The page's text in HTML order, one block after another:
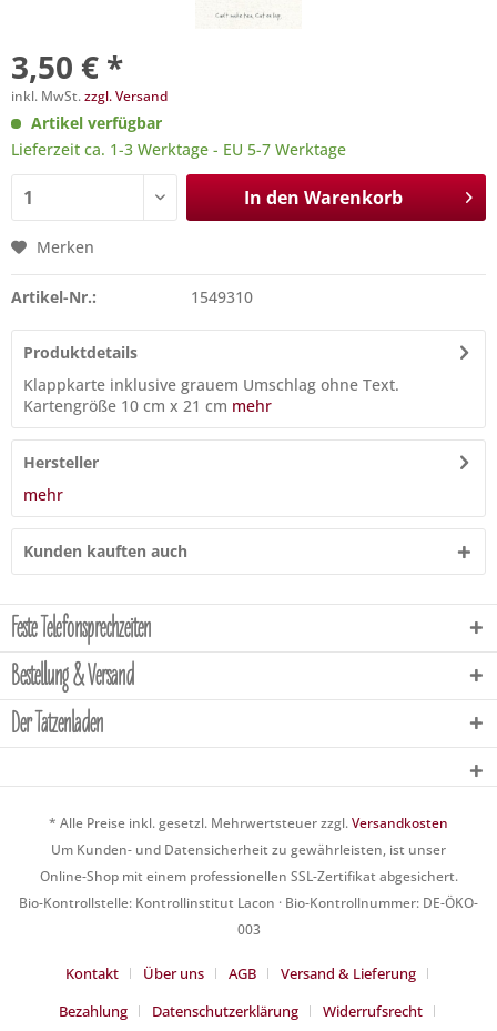
3,50 € *
inkl. MwSt.zzgl. Versand
Artikel verfügbar
Lieferzeit ca. 1-3 Werktage - EU 5-7 Werktage
In den Warenkorb
Merken
Artikel-Nr.: 1549310
Produktdetails
Klappkarte inklusive grauem Umschlag ohne Text.
Kartengröße 10 cm x 21 cm mehr
Hersteller
mehr
Kunden kauften auch
Feste Telefonsprechzeiten
Bestellung & Versand
Der Tatzenladen
* Alle Preise inkl. gesetzl. Mehrwertsteuer zzgl.Versandkosten
Um Kunden- und Datensicherheit zu gewährleisten, ist unser
Online-Shop mit einem professionellen SSL-Zertifikat abgesichert.
Bio-Kontrollstelle: Kontrollinstitut Lacon · Bio-Kontrollnummer: DE-ÖKO-
003
Kontakt Über uns AGB
Versand & Lieferung
Bezahlung
Datenschutzerklärung Widerrufsrecht